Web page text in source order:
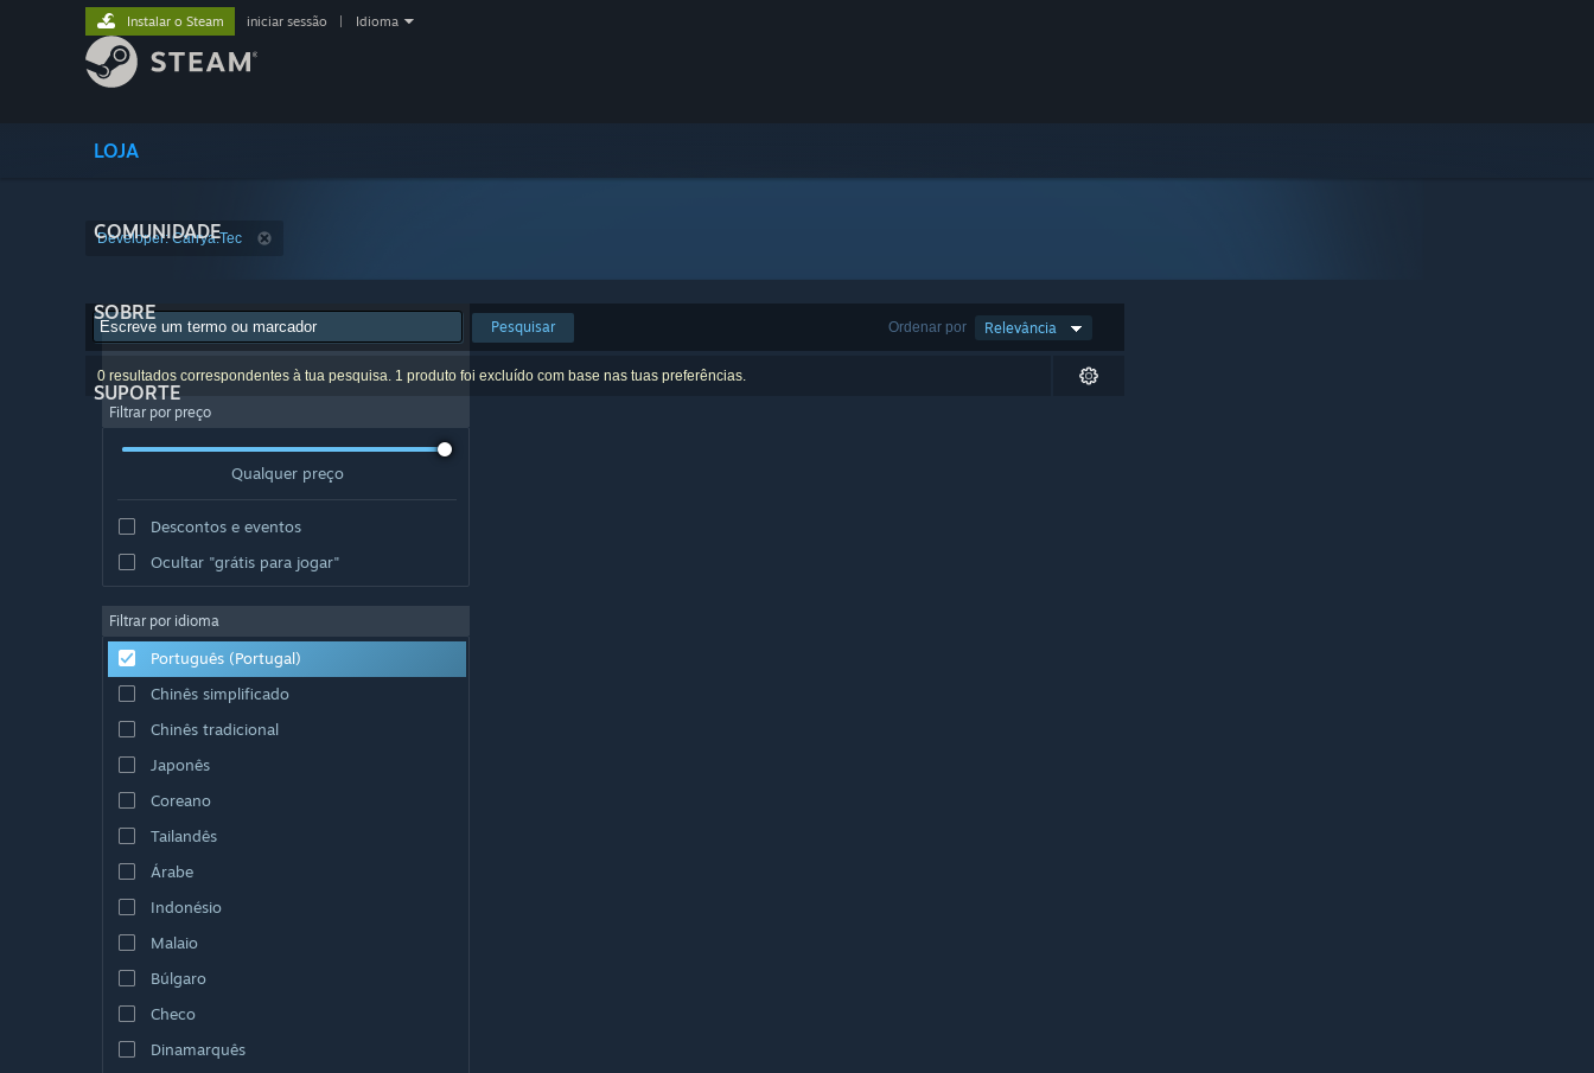
LOJA
COMUNIDADE
SOBRE
SUPORTE
Instalar o Steam iniciar sessão Idioma
Developer: Carrya.Tec
Ordenar por Relevância
Pesquisar
0 resultados correspondentes à tua pesquisa. 1 produto foi excluído com base nas tuas preferências.
Filtrar por preço
Qualquer preço
Descontos e eventos
Ocultar "grátis para jogar"
Filtrar por idioma
Português (Portugal)
Chinês simplificado
Chinês tradicional
Japonês
Coreano
Tailandês
Árabe
Indonésio
Malaio
Búlgaro
Checo
Dinamarquês